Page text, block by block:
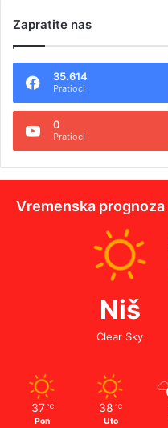
Zapratite nas
35.614
Pratioci
0
Pratioci
Vremenska prognoza
Niš
Clear Sky
37 ℃
Pon
38 ℃
Uto